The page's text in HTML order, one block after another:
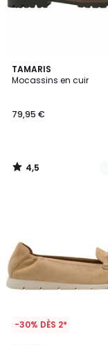
TAMARIS
Mocassins en cuir
79,95 €
4,5
/ 5
2
Couleurs
4,5
/
-30% DÈS 2*